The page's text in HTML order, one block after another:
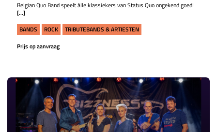
Belgian Quo Band speelt álle klassiekers van Status Quo ongekend goed!
[...]
BANDS
ROCK
TRIBUTEBANDS & ARTIESTEN
Prijs op aanvraag